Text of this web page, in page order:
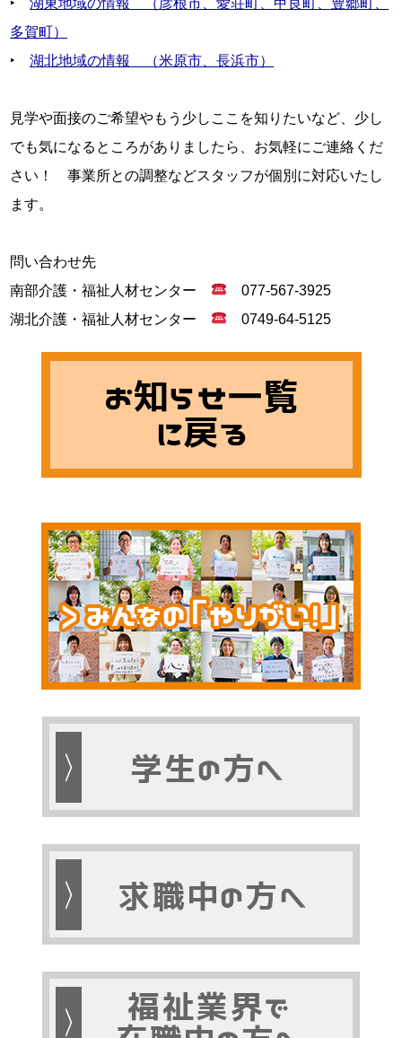
多賀町）
‣ 湖北地域の情報　（米原市、長浜市）
見学や面接のご希望やもう少しここを知りたいなど、少し
でも気になるところがありましたら、お気軽にご連絡くだ
さい！　事業所との調整などスタッフが個別に対応いたし
ます。
問い合わせ先
南部介護・福祉人材センター
077-567-3925
湖北介護・福祉人材センター
0749-64-5125
お知らせ一覧
に戻る